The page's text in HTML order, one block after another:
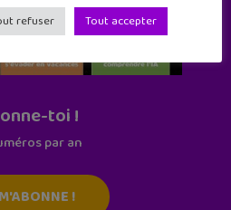
toi !
par an
!
refuser Tout accepter